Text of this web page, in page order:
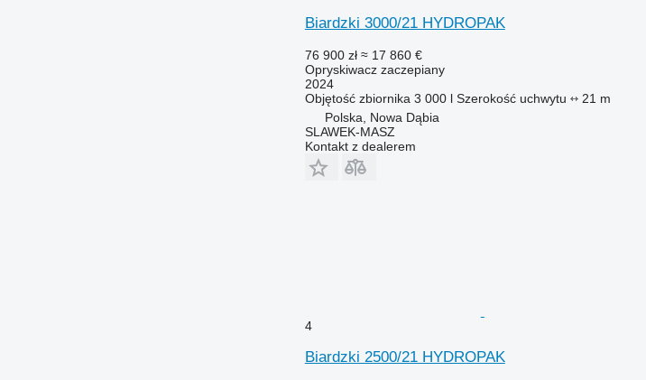
Biardzki 3000/21 HYDROPAK
76 900 zł ≈ 17 860 €
Opryskiwacz zaczepiany
2024
Objętość zbiornika 3 000 l Szerokość uchwytu
21 m
Polska, Nowa Dąbia
SLAWEK-MASZ
Kontakt z dealerem
4
Biardzki 2500/21 HYDROPAK